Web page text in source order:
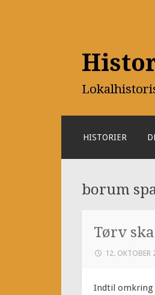
CONTENT
HISTORIER
borum
Tørv
12. OKTOBER
Indtil omkring